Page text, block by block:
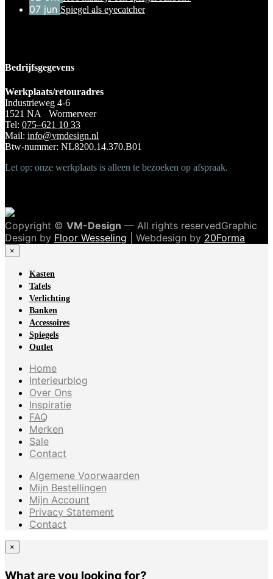
07 jun Spiegel als eyecatcher
Bedrijfsgegevens
Werkplaats/retouradres
Industrieweg 4-6
1521 NA Wormerveer
Tel: 075–621 10 33
Mail: info@vmdesign.nl
Btw-nummer: NL8200.14.370.B01
Let op: onze werkplaats is alleen te bezoeken op afspraak.
Copyright © VM-Design — All rights reservedGraphic
Design by Floor Wesseling | Webdesign by 20Forma
×
Kasten
Tafels
Verlichting
Banken
Accessoires
Spiegels
Outlet
Home
Interieurblog
Over Ons
Inspiratie
FAQ
Merken
Sale
Contact
Algemene Voorwaarden
Mijn Bestellingen
Mijn Account
Privacy Statement
Contact
×
What are you looking for?